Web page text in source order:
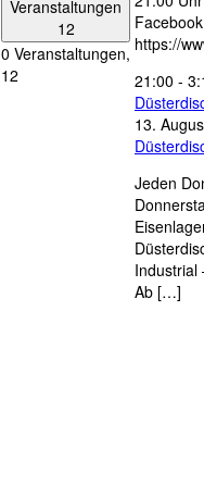
Veranstaltungen
12
0 Veranstaltungen,
12
https://
21:00 -
13.
Jeden
Industrial
Ab […]